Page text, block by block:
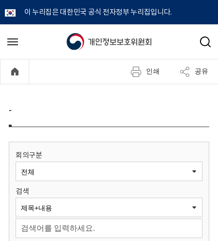
이 누리집은 대한민국 공식 전자정부 누리집입니다.
개
정
보
원
회
메
기
검
인쇄 공유
-
회의구분
검색